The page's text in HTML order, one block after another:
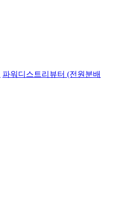
파워디스트리뷰터 (전원분배